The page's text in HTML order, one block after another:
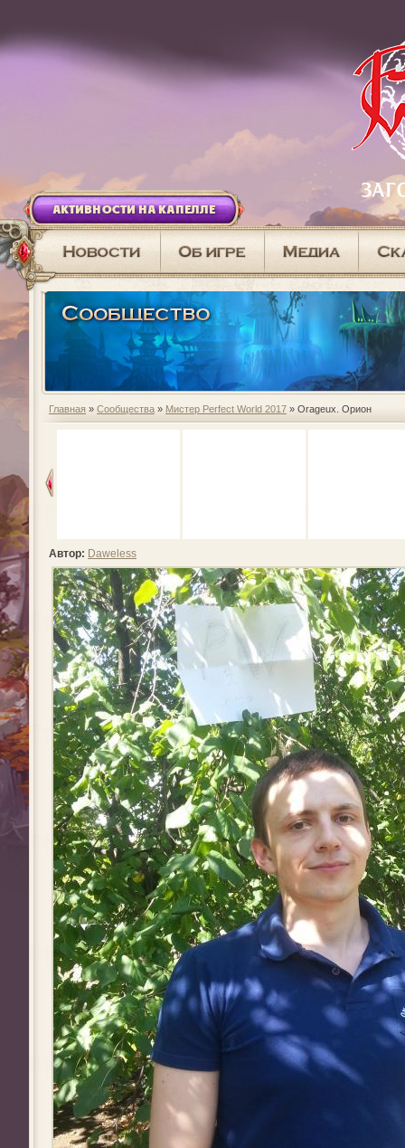
АКТИВНОСТИ НА КАПЕЛЛЕ
Главная » Сообщества » Мистер Perfect World 2017 » Orageux. Орион
Автор: Daweless